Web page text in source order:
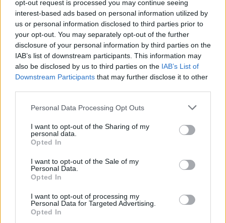
opt-out request is processed you may continue seeing
interest-based ads based on personal information utilized by
us or personal information disclosed to third parties prior to
your opt-out. You may separately opt-out of the further
disclosure of your personal information by third parties on the
IAB’s list of downstream participants. This information may
also be disclosed by us to third parties on the IAB’s List of
Downstream Participants that may further disclose it to other
Personal Data Processing Opt Outs
I want to opt-out of the Sharing of my
personal data.
Opted In
I want to opt-out of the Sale of my
Personal Data.
Opted In
I want to opt-out of processing my
Personal Data for Targeted Advertising.
Opted In
PÉNZCENTRUM| 2024. április 11. 20:14
Óriási kihívót kaphat a méregdrága Prime
üdítőital: ez lehet a magyar fiatalok új
kedvence?
A közösségi média influenszerek által létrehozott márkák
egyre inkább meghódítják a szupermarketek polcait. A
divatok azonban gyorsan változnak: mutatjuk, mi jöhet
Kiderült az igazság a magyar influenszerek
sokmilliós gázsijáról: tényleg olyan egyszerű
meló?
Lassan teljesen új szabályokat kell alkotni miatta az élet
számos területén, de okosan használva az AI nagy
segítségére lehet az emberiségnek. Interjú.
BIRÓ ESZTER| 2023. április 23. 06:57